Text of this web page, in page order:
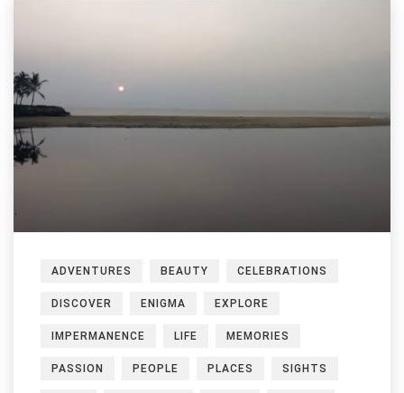
ADVENTURES BEAUTY CELEBRATIONS
DISCOVER ENIGMA EXPLORE
IMPERMANENCE LIFE MEMORIES
PASSION PEOPLE PLACES SIGHTS